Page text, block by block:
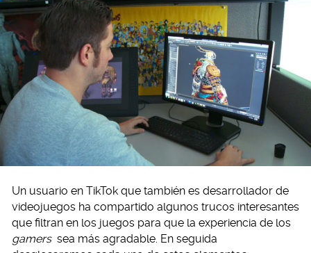
Un usuario en TikTok que también es desarrollador de
videojuegos ha compartido algunos trucos interesantes
que filtran en los juegos para que la experiencia de los
gamers sea más agradable. En seguida